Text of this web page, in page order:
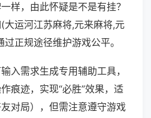
样，由此怀疑是不是有挂？
大运河江苏麻将,元来麻将,元
正规途径维护游戏公平。
入需求生成专用辅助工具，
痕迹，实现“必胜”效果，适
对局），但需注意遵守游戏